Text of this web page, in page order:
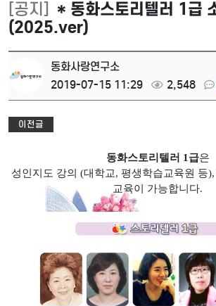
[공지] * 동화스토리텔러 1급
(2025.ver)
동화사랑연구소
2019-07-15 11:29
2,548
이전글
동화스토리텔러 1급은
성인지도 강의 (대학교, 평생학습교육원 등),
교육이 가능합니다.